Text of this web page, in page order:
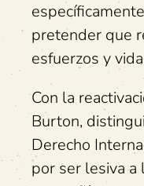
pretender que
esfuerzos y
Con la
Burton,
Derecho
por ser lesiva a